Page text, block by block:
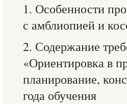
1. Особенности
с амблиопией и
2. Содержание
«Ориентировка в
планирование,
года обучения